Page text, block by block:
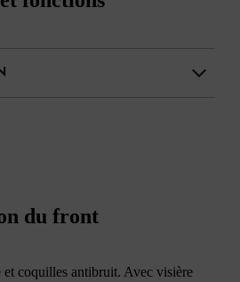
du front
et coquilles antibruit. Avec visière